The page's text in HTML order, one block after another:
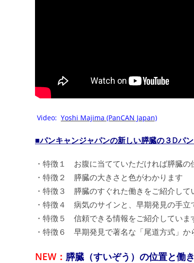
Video: Yoshi Majima (PanCAN Japan)
■パンキャンジャパンの新しい膵臓の３Dパ
・特徴１ お腹に当てていただければ膵臓の
・特徴２ 膵臓の大きさと色がわかります
・特徴３ 膵臓のすぐれた働きをご紹介して
・特徴４ 病気のサインと、早期発見の手立
・特徴５ 信頼できる情報をご紹介していま
・特徴６ 早期発見で著名な「尾道方式」か
NEW： 膵臓（すいぞう）の位置と働